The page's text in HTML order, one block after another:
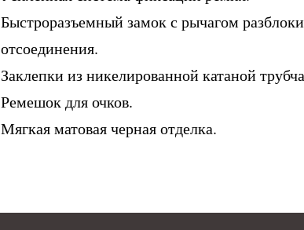
Быстроразъемный замок с рычагом
отсоединения.
Заклепки из никелированной катаной
Ремешок для очков.
Мягкая матовая черная отделка.